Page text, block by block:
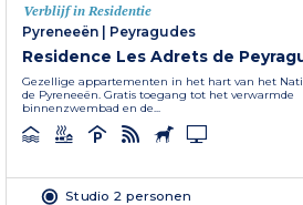
Verblijf in Residentie
Pyreneeën | Peyragudes
Residence Les Adrets de
Gezellige appartementen in het hart van het
de Pyreneeën. Gratis toegang tot het verwarmde
binnenzwembad en de...
Studio 2 personen